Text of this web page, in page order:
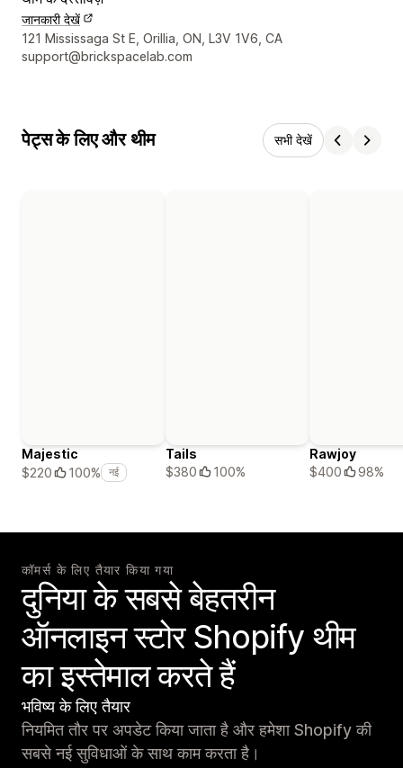
जानकारी देखें
डिज़ाइनर के संपर्क की जानकारी
121 Mississaga St E, Orillia, ON, L3V 1V6, CA
support@brickspacelab.com
पेट्स के लिए और थीम सभी देखें
Majestic
$220
100% नई
Tails
$380
100%
Rawjoy
$400
98%
कॉमर्स के लिए तैयार किया गया
दुनिया के सबसे बेहतरीन
ऑनलाइन स्टोर Shopify थीम
का इस्तेमाल करते हैं
भविष्य के लिए तैयार
नियमित तौर पर अपडेट किया जाता है और हमेशा Shopify की
सबसे नई सुविधाओं के साथ काम करता है।